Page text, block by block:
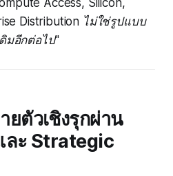
Access, Silicon,
Distribution ไม่ใช่รูปแบบ
มอีกต่อไป"
ตัวเชิงรุกผ่าน
ะ Strategic